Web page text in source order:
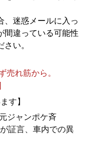
迷惑メールに入っ
間違っている可能性
い。
売れ筋から。
す】
ジャンポケ斉
証言、車内での異